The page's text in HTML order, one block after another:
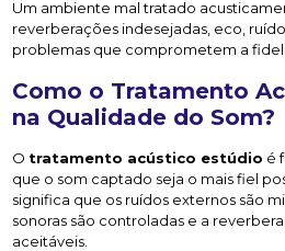
Um ambiente mal tratado
reverberações indesejadas, eco,
problemas que comprometem a
Como o Tratamento
na Qualidade do Som?
O tratamento acústico estúdio é
que o som captado seja o mais fiel
significa que os ruídos externos são
sonoras são controladas e a
aceitáveis.